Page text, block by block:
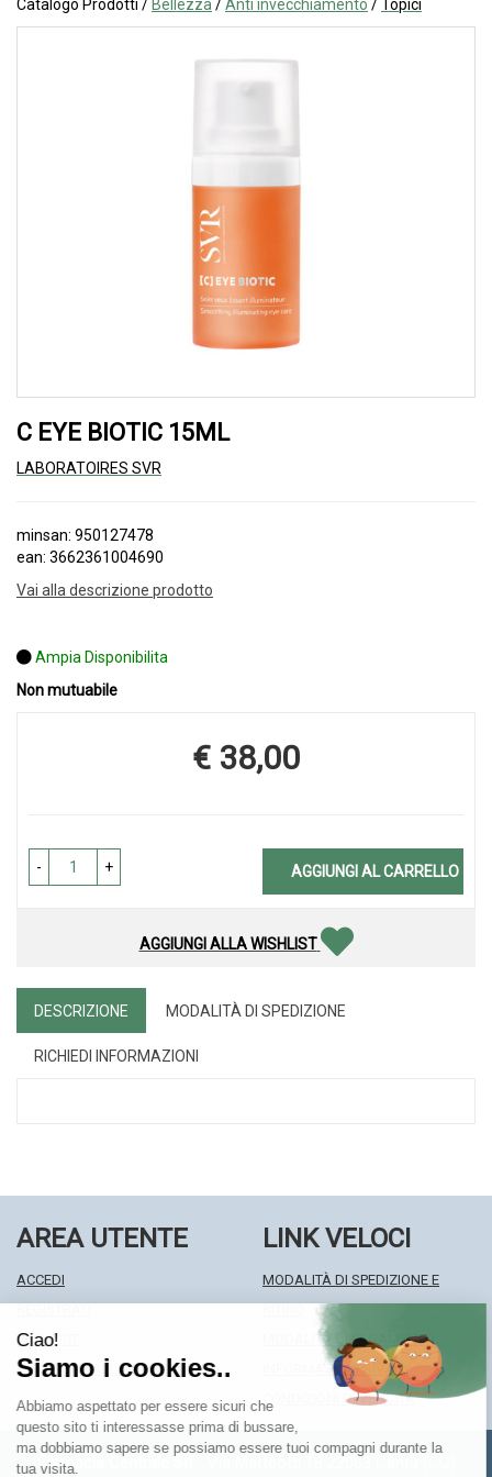
Catalogo Prodotti / Bellezza /Anti invecchiamento /Topici
C EYE BIOTIC 15ML
LABORATOIRES SVR
minsan: 950127478
ean: 3662361004690
Vai alla descrizione prodotto
Ampia Disponibilita
Non mutuabile
Prezzo
€ 38,00
- + AGGIUNGI AL CARRELLO
AGGIUNGI ALLA WISHLIST
DESCRIZIONE MODALITÀ DI SPEDIZIONE
RICHIEDI INFORMAZIONI
AREA UTENTE
ACCEDI
WISHLIST
ISCRIZIONE ALLA NEWSLETTER
LINK VELOCI
MODALITÀ DI SPEDIZIONE E
MODALITÀ DI PAGAMENTO
INFORMATIVA PRIVACY
CONDIZIONI DI VENDITA
Farmacia Centrale Srl